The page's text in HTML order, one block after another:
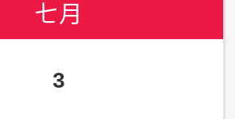
七月
3
七月
4
七月
4